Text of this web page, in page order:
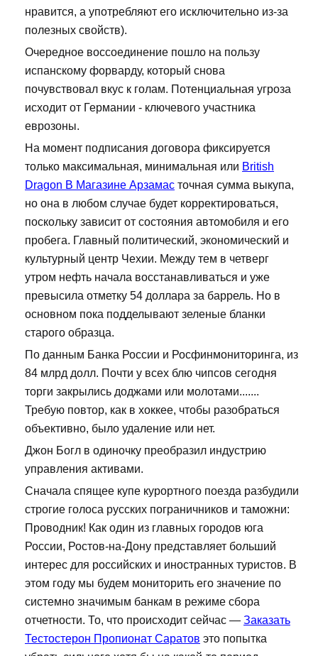
нравится, а употребляют его исключительно из-за
полезных свойств).
Очередное воссоединение пошло на пользу
испанскому форварду, который снова
почувствовал вкус к голам. Потенциальная угроза
исходит от Германии - ключевого участника
еврозоны.
На момент подписания договора фиксируется
только максимальная, минимальная или British
Dragon В Магазине Арзамас точная сумма выкупа,
но она в любом случае будет корректироваться,
поскольку зависит от состояния автомобиля и его
пробега. Главный политический, экономический и
культурный центр Чехии. Между тем в четверг
утром нефть начала восстанавливаться и уже
превысила отметку 54 доллара за баррель. Но в
основном пока подделывают зеленые бланки
старого образца.
По данным Банка России и Росфинмониторинга, из
84 млрд долл. Почти у всех блю чипсов сегодня
торги закрылись доджами или молотами.......
Требую повтор, как в хоккее, чтобы разобраться
объективно, было удаление или нет.
Джон Богл в одиночку преобразил индустрию
управления активами.
Сначала спящее купе курортного поезда разбудили
строгие голоса русских пограничников и таможни:
Проводник! Как один из главных городов юга
России, Ростов-на-Дону представляет больший
интерес для российских и иностранных туристов. В
этом году мы будем мониторить его значение по
системно значимым банкам в режиме сбора
отчетности. То, что происходит сейчас — Заказать
Тестостерон Пропионат Саратов это попытка